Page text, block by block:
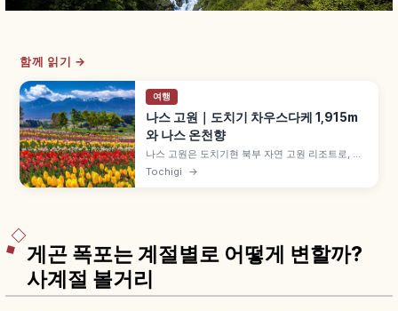
함께 읽기 →
여행
나스 고원｜도치기 차우스다케 1,915m
와 나스 온천향
나스 고원은 도치기현 북부 자연 고원 리조트로, 봄
철쭉·여름 피서·가을 단풍·겨울 설경 사계절 풍경을
즐길 수 있습니다. 차우스다케 활화산 해발 1,915m,
Tochigi →
게곤 폭포는 계절별로 어떻게 변할까?
사계절 볼거리